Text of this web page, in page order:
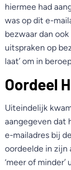
hiermee had
was op dit e-
bezwaar dan
uitspraken op
laat’ om in
Oordeel
Uiteindelijk
aangegeven dat
e-mailadres bij
oordeelde in zijn
‘meer of